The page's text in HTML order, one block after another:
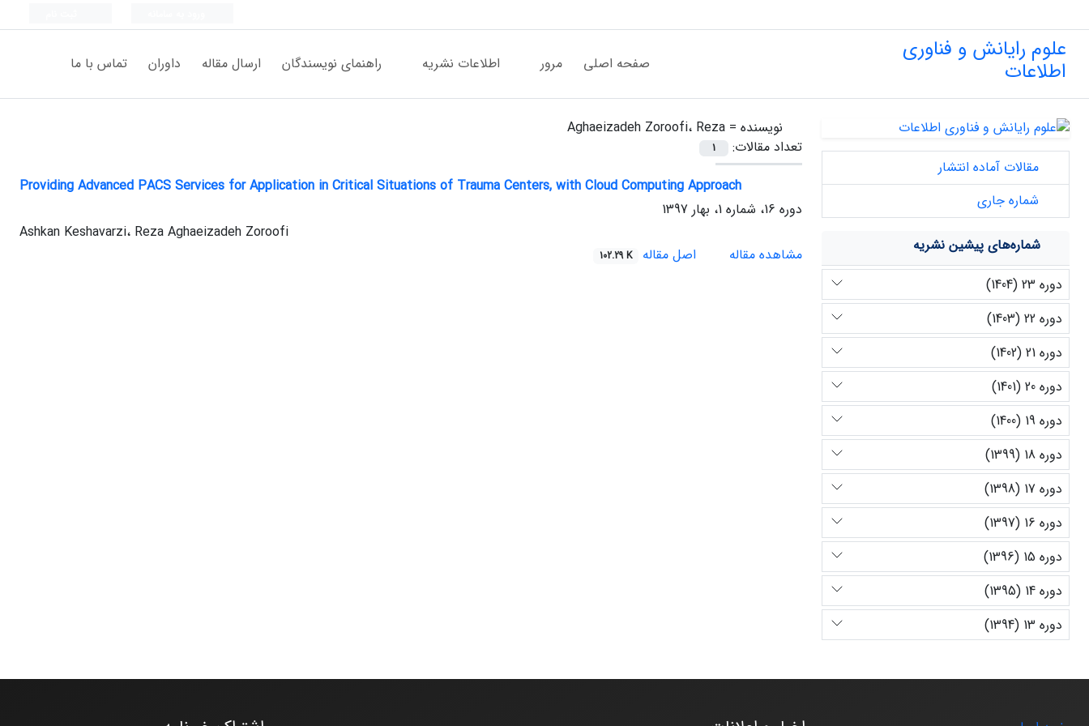
علوم رایانش و فناوری
اطلاعات صفحه اصلی مرور اطلاعات نشریه راهنمای نویسندگان ارسال مقاله داوران تماس با ما
نویسنده = Aghaeizadeh Zoroofi، Reza
تعداد مقالات:
1
Providing Advanced PACS Services for Application in Critical Situations of Trauma Centers, with Cloud Computing Approach
دوره 16، شماره 1، بهار 1397
Ashkan Keshavarzi، Reza Aghaeizadeh Zoroofi
مشاهده مقاله
اصل مقاله 102.29 K
مقالات آماده انتشار
شماره جاری
شماره‌های پیشین نشریه
دوره 23 (1404)
دوره 22 (1403)
دوره 21 (1402)
دوره 20 (1401)
دوره 19 (1400)
دوره 18 (1399)
دوره 17 (1398)
دوره 16 (1397)
دوره 15 (1396)
دوره 14 (1395)
دوره 13 (1394)